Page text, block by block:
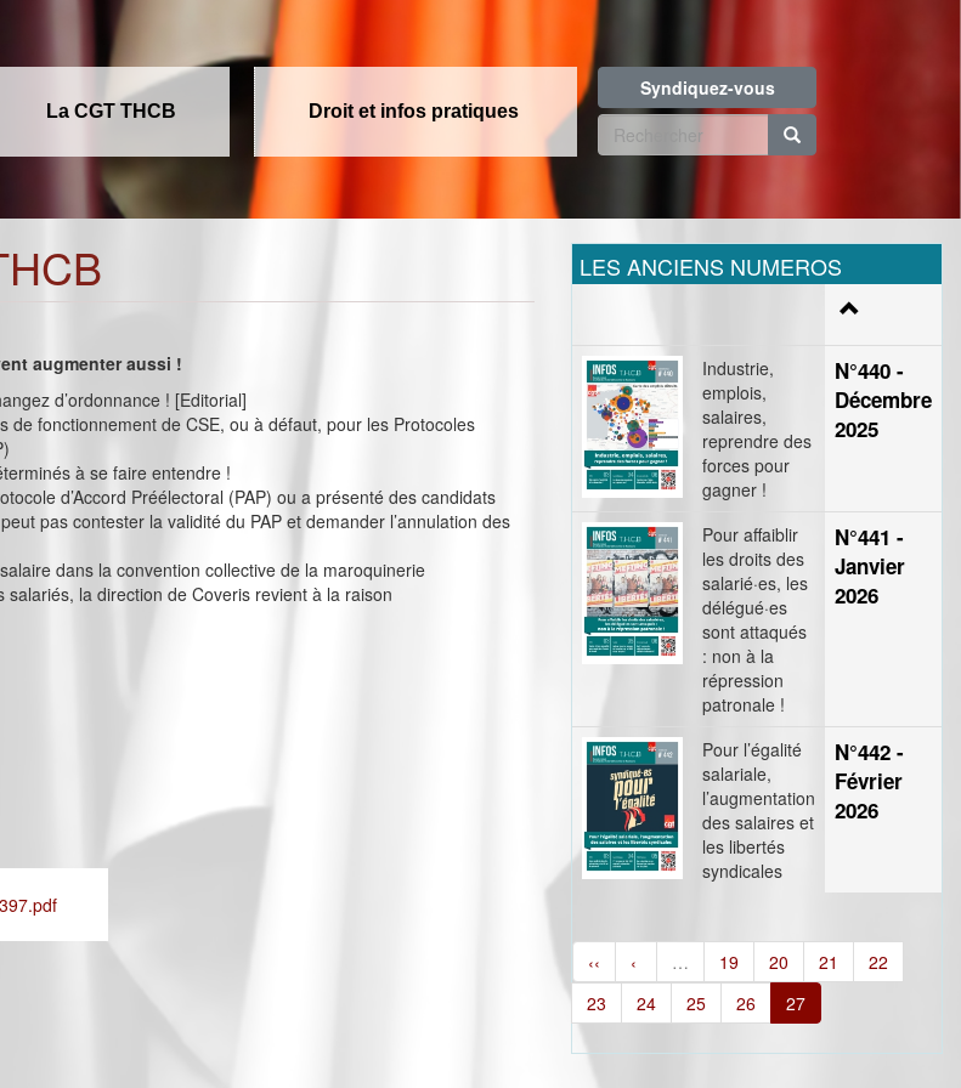
La CGT THCB Droit et infos pratiques
Syndiquez-vous
Formulaire
recherche
augmenter aussi !
d’ordonnance ! [Editorial]
de fonctionnement de CSE, ou à défaut, pour les Protocoles
à se faire entendre !
d’Accord Préélectoral (PAP) ou a présenté des candidats
pas contester la validité du PAP et demander l’annulation des
dans la convention collective de la maroquinerie
la direction de Coveris revient à la raison
LES ANCIENS NUMEROS
Industrie,
emplois,
salaires,
reprendre des
forces pour
gagner !
N°440 -
Décembre
2025
Pour affaiblir
les droits des
salarié·es, les
délégué·es
sont attaqués
: non à la
répression
patronale !
N°441 -
Janvier
2026
Pour l’égalité
salariale,
l’augmentation
des salaires et
les libertés
syndicales
N°442 -
Février
2026
‹‹ ‹ … 19 20 21
22
23
24 25 26 27